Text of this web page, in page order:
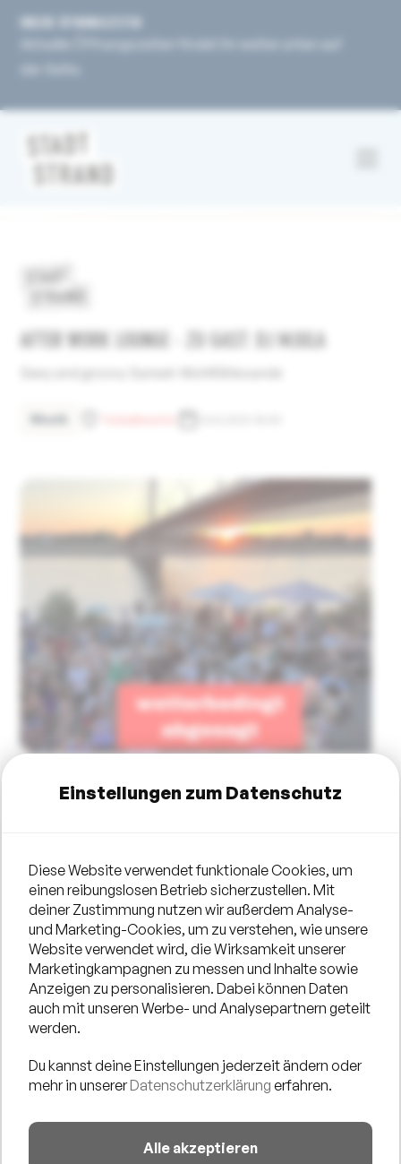
AFTER WORK LOUNGE - ZU GAST: DJ MJULA
Musik
Wir bringen ein Stück Ibiza an den Rhein!
In gepflegter After-Work-Manier laden wir alle Groover
und Liebhaber der Sunset-Beach-Sounds zum
abenderfüllten Entschleunigen an das Rheinufer.
SUNDOWNER MIT DJ MJULA
A new rising star am Düsseldorfer DJ-Himmel. Mit
umgeschwunden!
Einstellungen zum Datenschutz
Diese Website verwendet funktionale Cookies, um
einen reibungslosen Betrieb sicherzustellen. Mit
deiner Zustimmung nutzen wir außerdem Analyse-
und Marketing-Cookies, um zu verstehen, wie unsere
Website verwendet wird, die Wirksamkeit unserer
Marketingkampagnen zu messen und Inhalte sowie
Anzeigen zu personalisieren. Dabei können Daten
auch mit unseren Werbe- und Analysepartnern geteilt
werden.
Du kannst deine Einstellungen jederzeit ändern oder
mehr in unsererDatenschutzerklärung erfahren.
Alle akzeptieren